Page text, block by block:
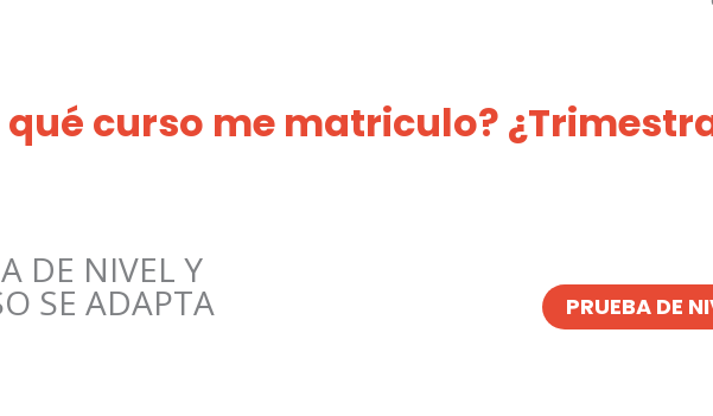
qué curso me matriculo?
DE NIVEL Y
SE ADAPTA PRUEBA DE